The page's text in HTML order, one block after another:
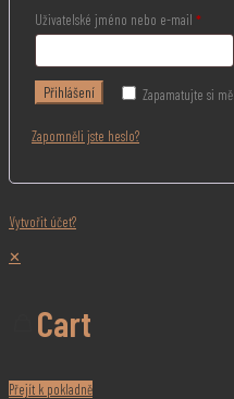
Uživatelské jméno nebo e-mail *
Zapamatujte si mě
Přihlášení
Zapomněli jste heslo?
Vytvořit účet?
✕
Cart
Přejít k pokladně